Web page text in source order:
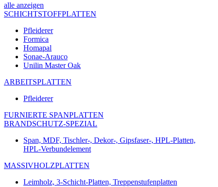
alle anzeigen
SCHICHTSTOFFPLATTEN
Pfleiderer
Formica
Homapal
Sonae-Arauco
Unilin Master Oak
ARBEITSPLATTEN
Pfleiderer
FURNIERTE SPANPLATTEN
BRANDSCHUTZ-SPEZIAL
Span, MDF, Tischler-, Dekor-, Gipsfaser-, HPL-Platten,
HPL-Verbundelement
MASSIVHOLZPLATTEN
Leimholz, 3-Schicht-Platten, Treppenstufenplatten